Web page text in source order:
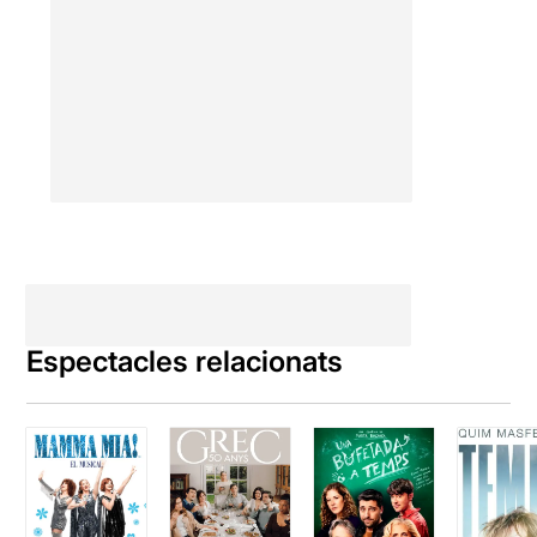
nova realitat que succeeix a
conèixer prou bé les
cançons, perquè anem des
de l'Eternal Flame de The
Bangles al Jump de Van
Espectacles relacionats